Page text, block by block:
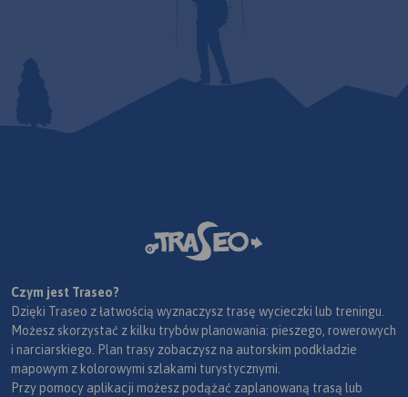
Czym jest Traseo?
Dzięki Traseo z łatwością wyznaczysz trasę wycieczki lub treningu.
Możesz skorzystać z kilku trybów planowania: pieszego, rowerowych
i narciarskiego. Plan trasy zobaczysz na autorskim podkładzie
mapowym z kolorowymi szlakami turystycznymi.
Przy pomocy aplikacji możesz podążać zaplanowaną trasą lub